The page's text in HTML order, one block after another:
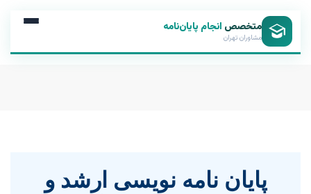
متخصص انجام پایان‌نامه
مشاوران تهران
پایان نامه نویسی ارشد و